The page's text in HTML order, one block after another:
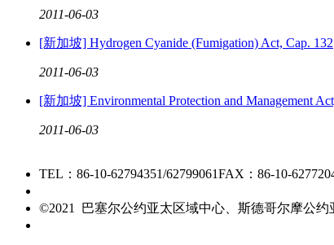
2011-06-03
[新加坡] Hydrogen Cyanide (Fumigation) Act, Cap. 132
2011-06-03
[新加坡] Environmental Protection and Management
2011-06-03
TEL：86-10-62794351/62799061FAX：86-10-
©2021 巴塞尔公约亚太区域中心、斯德哥尔摩公